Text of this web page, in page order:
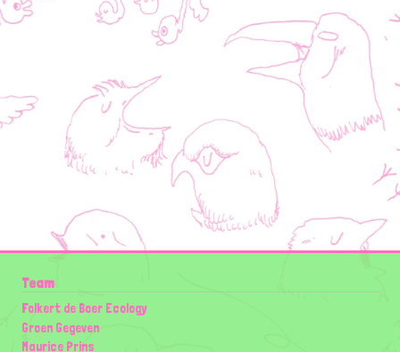
Team
Folkert de Boer Ecology
Groen Gegeven
Maurice Prins